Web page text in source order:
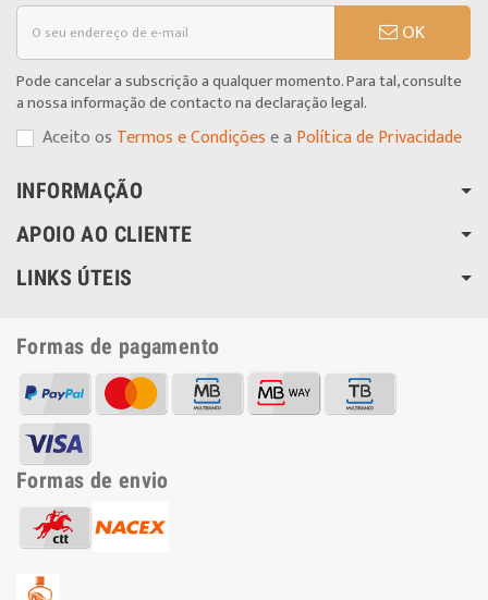
OK
Pode cancelar a subscrição a qualquer momento. Para tal, consulte
a nossa informação de contacto na declaração legal.
Aceito os Termos e Condiçõese a Política de Privacidade
INFORMAÇÃO
APOIO AO CLIENTE
LINKS ÚTEIS
Formas de pagamento
Formas de envio